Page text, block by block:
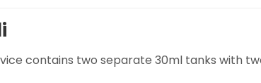
contains two separate 30ml tanks with